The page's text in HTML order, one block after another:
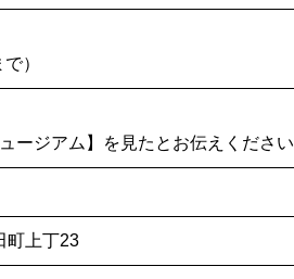
）
ージアム】を見たとお伝えください
町上丁23